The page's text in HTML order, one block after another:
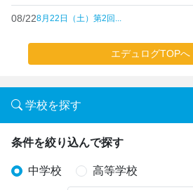
08/228月22日（土）第2回...
エデュログTOPへ
学校を探す
条件を絞り込んで探す
中学校 高等学校